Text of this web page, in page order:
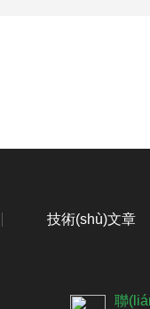
技術(shù)文章
聯